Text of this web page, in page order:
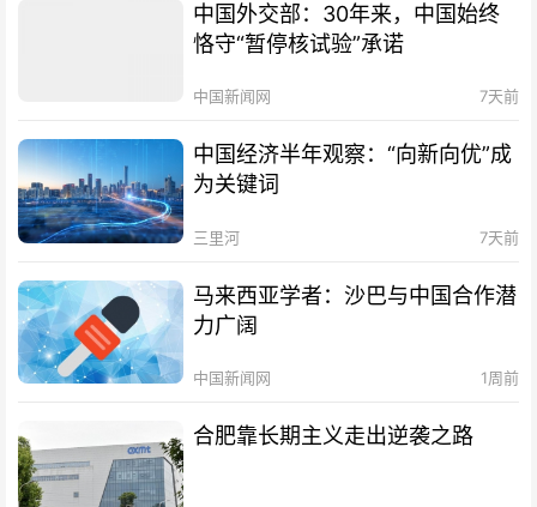
中国外交部：30年来，中国始终
恪守“暂停核试验”承诺
中国新闻网 7天前
中国经济半年观察：“向新向优”成
为关键词
三里河 7天前
马来西亚学者：沙巴与中国合作潜
力广阔
中国新闻网 1周前
合肥靠长期主义走出逆袭之路